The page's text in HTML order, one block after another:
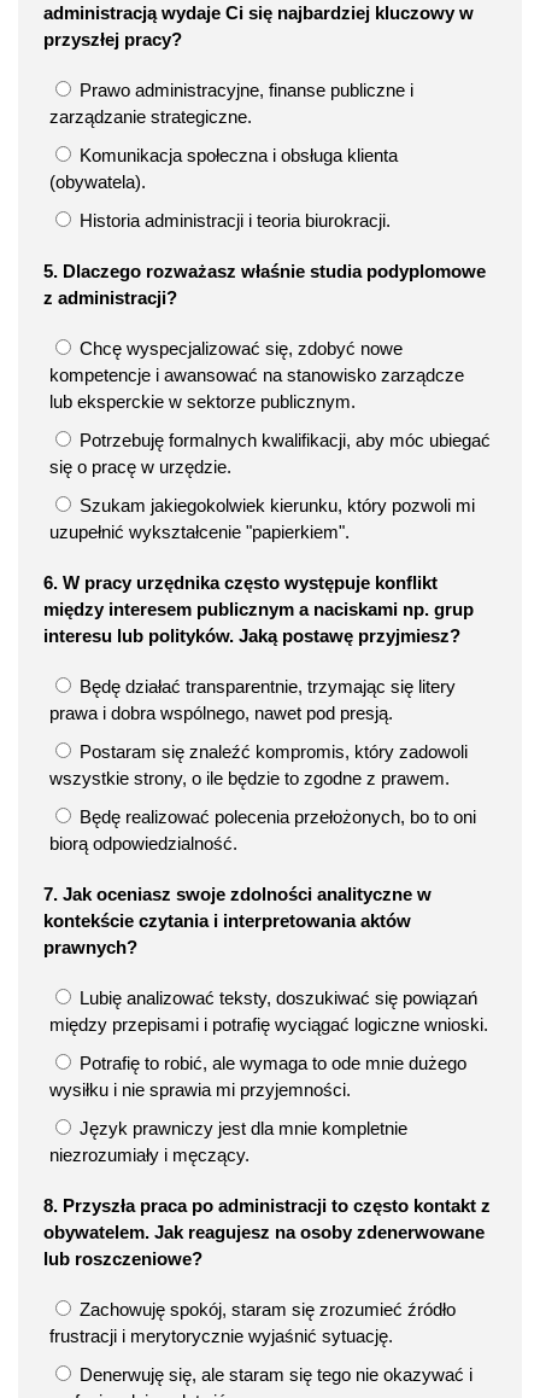
administracją wydaje Ci się najbardziej kluczowy w
przyszłej pracy?
Prawo administracyjne, finanse publiczne i
zarządzanie strategiczne.
Komunikacja społeczna i obsługa klienta
(obywatela).
Historia administracji i teoria biurokracji.
5. Dlaczego rozważasz właśnie studia podyplomowe
z administracji?
Chcę wyspecjalizować się, zdobyć nowe
kompetencje i awansować na stanowisko zarządcze
lub eksperckie w sektorze publicznym.
Potrzebuję formalnych kwalifikacji, aby móc ubiegać
się o pracę w urzędzie.
Szukam jakiegokolwiek kierunku, który pozwoli mi
uzupełnić wykształcenie "papierkiem".
6. W pracy urzędnika często występuje konflikt
między interesem publicznym a naciskami np. grup
interesu lub polityków. Jaką postawę przyjmiesz?
Będę działać transparentnie, trzymając się litery
prawa i dobra wspólnego, nawet pod presją.
Postaram się znaleźć kompromis, który zadowoli
wszystkie strony, o ile będzie to zgodne z prawem.
Będę realizować polecenia przełożonych, bo to oni
biorą odpowiedzialność.
7. Jak oceniasz swoje zdolności analityczne w
kontekście czytania i interpretowania aktów
prawnych?
Lubię analizować teksty, doszukiwać się powiązań
między przepisami i potrafię wyciągać logiczne wnioski.
Potrafię to robić, ale wymaga to ode mnie dużego
wysiłku i nie sprawia mi przyjemności.
Język prawniczy jest dla mnie kompletnie
niezrozumiały i męczący.
8. Przyszła praca po administracji to często kontakt z
obywatelem. Jak reagujesz na osoby zdenerwowane
lub roszczeniowe?
Zachowuję spokój, staram się zrozumieć źródło
frustracji i merytorycznie wyjaśnić sytuację.
Denerwuję się, ale staram się tego nie okazywać i